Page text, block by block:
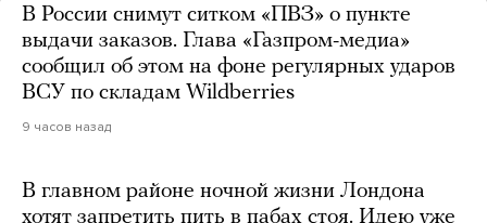
В России снимут ситком «ПВЗ» о пункте
выдачи заказов. Глава «Газпром-медиа»
сообщил об этом на фоне регулярных ударов
ВСУ по складам Wildberries
9 часов назад
В главном районе ночной жизни Лондона
хотят запретить пить в пабах стоя. Идею уже